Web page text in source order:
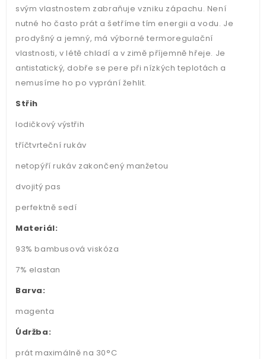
svým vlastnostem zabraňuje vzniku zápachu. Není
nutné ho často prát a šetříme tím energii a vodu. Je
prodyšný a jemný, má výborné termoregulační
vlastnosti, v létě chladí a v zimě příjemně hřeje. Je
antistatický, dobře se pere při nízkých teplotách a
nemusíme ho po vyprání žehlit.
Střih
lodičkový výstřih
tříčtvrteční rukáv
netopýří rukáv zakončený manžetou
dvojitý pas
perfektně sedí
Materiál:
93% bambusová viskóza
7% elastan
Barva:
magenta
Údržba:
prát maximálně na 30°C